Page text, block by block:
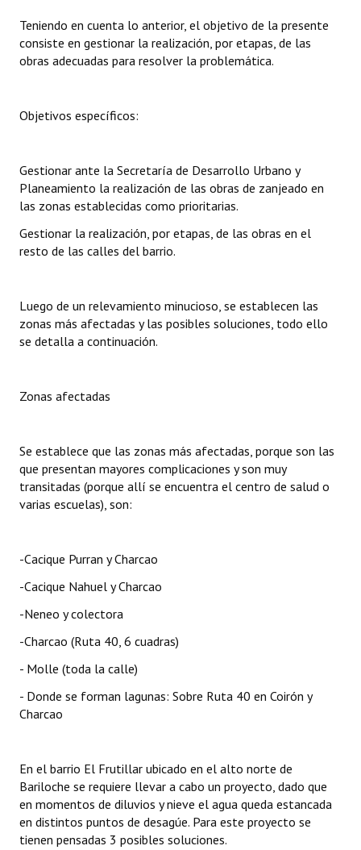
Teniendo en cuenta lo anterior, el objetivo de la presente
consiste en gestionar la realización, por etapas, de las
obras adecuadas para resolver la problemática.
Objetivos específicos:
Gestionar ante la Secretaría de Desarrollo Urbano y
Planeamiento la realización de las obras de zanjeado en
las zonas establecidas como prioritarias.
Gestionar la realización, por etapas, de las obras en el
resto de las calles del barrio.
Luego de un relevamiento minucioso, se establecen las
zonas más afectadas y las posibles soluciones, todo ello
se detalla a continuación.
Zonas afectadas
Se establece que las zonas más afectadas, porque son las
que presentan mayores complicaciones y son muy
transitadas (porque allí se encuentra el centro de salud o
varias escuelas), son:
-Cacique Purran y Charcao
-Cacique Nahuel y Charcao
-Neneo y colectora
-Charcao (Ruta 40, 6 cuadras)
- Molle (toda la calle)
- Donde se forman lagunas: Sobre Ruta 40 en Coirón y
Charcao
En el barrio El Frutillar ubicado en el alto norte de
Bariloche se requiere llevar a cabo un proyecto, dado que
en momentos de diluvios y nieve el agua queda estancada
en distintos puntos de desagúe. Para este proyecto se
tienen pensadas 3 posibles soluciones.